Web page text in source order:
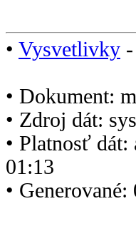
• Vysvetlivky
• Dokument:
• Zdroj dát:
• Platnosť
01:13
•